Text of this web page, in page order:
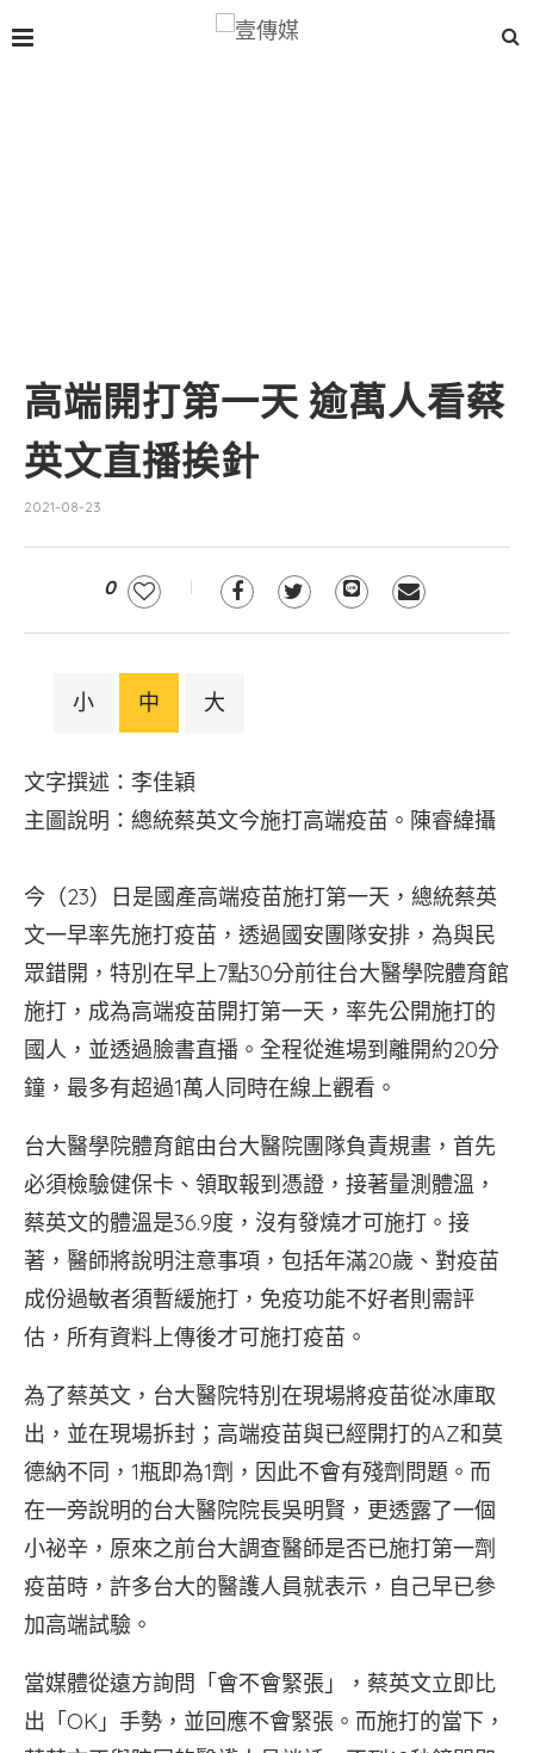
高端開打第一天 逾萬人看蔡
英文直播挨針
2021-08-23
0
小 中 大
文字撰述：李佳穎
主圖說明：總統蔡英文今施打高端疫苗。陳睿緯攝
今（23）日是國產高端疫苗施打第一天，總統蔡英
文一早率先施打疫苗，透過國安團隊安排，為與民
眾錯開，特別在早上7點30分前往台大醫學院體育館
施打，成為高端疫苗開打第一天，率先公開施打的
國人，並透過臉書直播。全程從進場到離開約20分
鐘，最多有超過1萬人同時在線上觀看。
台大醫學院體育館由台大醫院團隊負責規畫，首先
必須檢驗健保卡、領取報到憑證，接著量測體溫，
蔡英文的體溫是36.9度，沒有發燒才可施打。接
著，醫師將說明注意事項，包括年滿20歲、對疫苗
成份過敏者須暫緩施打，免疫功能不好者則需評
估，所有資料上傳後才可施打疫苗。
為了蔡英文，台大醫院特別在現場將疫苗從冰庫取
出，並在現場拆封；高端疫苗與已經開打的AZ和莫
德納不同，1瓶即為1劑，因此不會有殘劑問題。而
在一旁說明的台大醫院院長吳明賢，更透露了一個
小祕辛，原來之前台大調查醫師是否已施打第一劑
疫苗時，許多台大的醫護人員就表示，自己早已參
加高端試驗。
當媒體從遠方詢問「會不會緊張」，蔡英文立即比
出「OK」手勢，並回應不會緊張。而施打的當下，